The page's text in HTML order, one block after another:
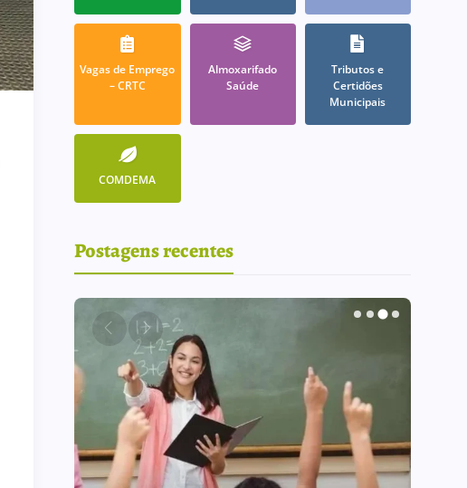
Vagas de Emprego
– CRTC
Almoxarifado
Saúde
Tributos e
Certidões
Municipais
COMDEMA
Postagens recentes